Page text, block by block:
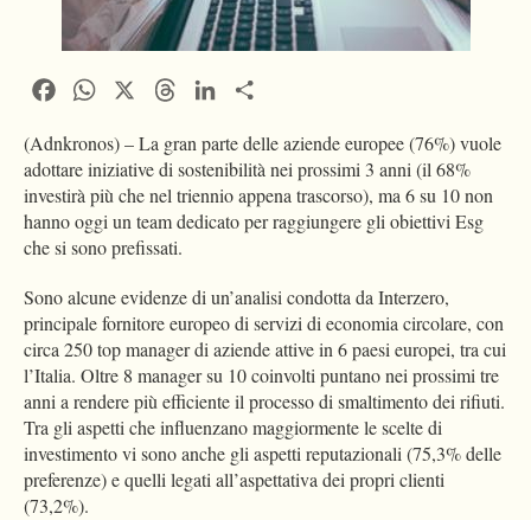
FacebookWhatsApp ThreadsLinkedIn
(Adnkronos) – La gran parte delle aziende europee (76%) vuole
adottare iniziative di sostenibilità nei prossimi 3 anni (il 68%
investirà più che nel triennio appena trascorso), ma 6 su 10 non
hanno oggi un team dedicato per raggiungere gli obiettivi Esg
che si sono prefissati.
Sono alcune evidenze di un’analisi condotta da Interzero,
principale fornitore europeo di servizi di economia circolare, con
circa 250 top manager di aziende attive in 6 paesi europei, tra cui
l’Italia. Oltre 8 manager su 10 coinvolti puntano nei prossimi tre
anni a rendere più efficiente il processo di smaltimento dei rifiuti.
Tra gli aspetti che influenzano maggiormente le scelte di
investimento vi sono anche gli aspetti reputazionali (75,3% delle
preferenze) e quelli legati all’aspettativa dei propri clienti
(73,2%).